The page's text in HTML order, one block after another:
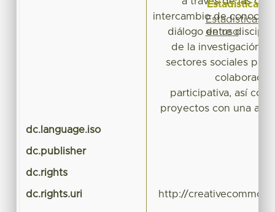
intercambio de
diálogo entre
de la investigación
sectores sociales
participativa, así
proyectos con una alta
dc.language.iso
dc.publisher
dc.rights
dc.rights.uri http://
Estadísticas
Estadísticas
de uso